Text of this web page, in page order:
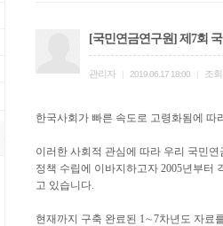
[국민연금연구원] 제7회
관리자 2019.06.17 18:00 조회
한국사회가 빠른 속도로 고령화됨에 따
이러한 사회적 관심에 따라 우리 국민
정책 수립에 이바지하고자 2005년부터
고 있습니다.
현재까지 구축 완료된 1∼7차년도 자료